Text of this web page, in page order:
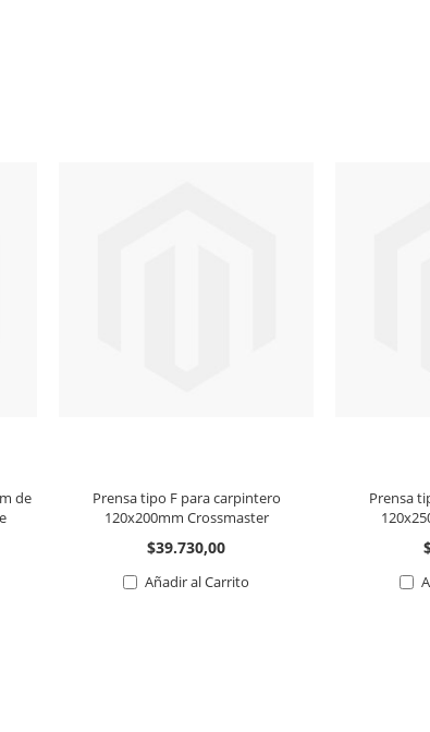
de
Prensa tipo F para carpintero
120x200mm Crossmaster
$39.730,00
Añadir al Carrito
Prensa